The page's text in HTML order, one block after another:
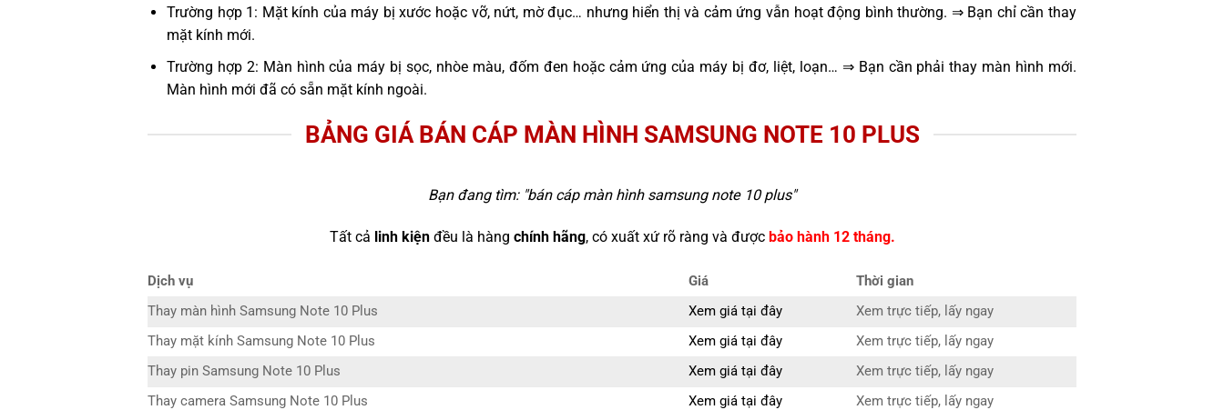
Trường hợp 1: Mặt kính của máy bị xước hoặc vỡ, nứt, mờ đục… nhưng hiển thị và cảm ứng vẫn hoạt động bình thường. ⇒ Bạn chỉ cần thay
mặt kính mới.
Trường hợp 2: Màn hình của máy bị sọc, nhòe màu, đốm đen hoặc cảm ứng của máy bị đơ, liệt, loạn… ⇒ Bạn cần phải thay màn hình mới.
Màn hình mới đã có sẵn mặt kính ngoài.
BẢNG GIÁ BÁN CÁP MÀN HÌNH SAMSUNG NOTE 10 PLUS
Bạn đang tìm: "bán cáp màn hình samsung note 10 plus"
Tất cả linh kiệnđều là hàng chính hãng, có xuất xứ rõ ràng và được bảo hành 12 tháng.
Dịch vụ Giá
Thời gian
Thay màn hình Samsung Note 10 Plus
Xem giá tại đây
Xem trực tiếp, lấy ngay
Thay mặt kính Samsung Note 10 Plus
Xem giá tại đây
Xem trực tiếp, lấy ngay
Thay pin Samsung Note 10 Plus
Xem giá tại đây
Xem trực tiếp, lấy ngay
Thay camera Samsung Note 10 Plus
Xem giá tại đây
Xem trực tiếp, lấy ngay